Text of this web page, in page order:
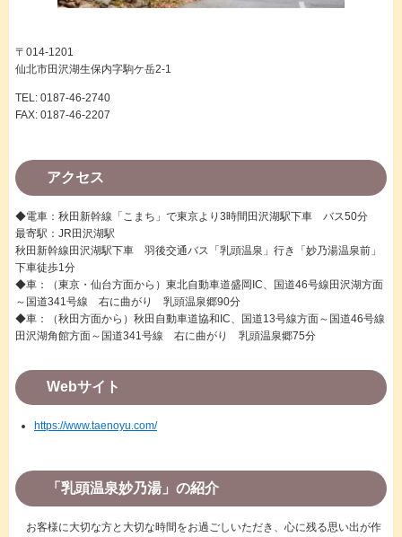
〒014-1201
仙北市田沢湖生保内字駒ケ岳2-1
TEL: 0187-46-2740
FAX: 0187-46-2207
アクセス
◆電車：秋田新幹線「こまち」で東京より3時間田沢湖駅下車 バス50分
最寄駅：JR田沢湖駅
秋田新幹線田沢湖駅下車 羽後交通バス「乳頭温泉」行き「妙乃湯温泉前」
下車徒歩1分
◆車：（東京・仙台方面から）東北自動車道盛岡IC、国道46号線田沢湖方面
～国道341号線 右に曲がり 乳頭温泉郷90分
◆車：（秋田方面から）秋田自動車道協和IC、国道13号線方面～国道46号線
田沢湖角館方面～国道341号線 右に曲がり 乳頭温泉郷75分
Webサイト
https://www.taenoyu.com/
「乳頭温泉妙乃湯」の紹介
お客様に大切な方と大切な時間をお過ごしいただき、心に残る思い出が作